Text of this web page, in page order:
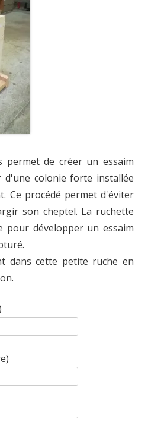
permet de créer un essaim
colonie forte installée
Ce procédé permet d'éviter
son cheptel. La ruchette
pour développer un essaim
dans cette petite ruche en